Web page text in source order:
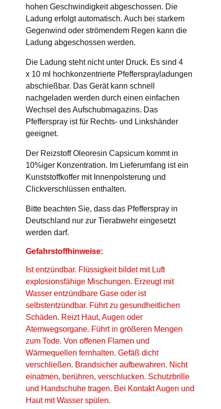
hohen Geschwindigkeit abgeschossen. Die
Ladung erfolgt automatisch. Auch bei starkem
Gegenwind oder strömendem Regen kann die
Ladung abgeschossen werden.
Die Ladung steht nicht unter Druck. Es sind 4
x 10 ml hochkonzentrierte Pfeffersprayladungen
abschießbar. Das Gerät kann schnell
nachgeladen werden durch einen einfachen
Wechsel des Aufschubmagazins. Das
Pfefferspray ist für Rechts- und Linkshänder
geeignet.
Der Reizstoff Oleoresin Capsicum kommt in
10%iger Konzentration. Im Lieferumfang ist ein
Kunststoffkoffer mit Innenpolsterung und
Clickverschlüssen enthalten.
Bitte beachten Sie, dass das Pfefferspray in
Deutschland nur zur Tierabwehr eingesetzt
werden darf.
Gefahrstoffhinweise:
Ist entzündbar. Flüssigkeit bildet mit Luft
explosionsfähige Mischungen. Erzeugt mit
Wasser entzündbare Gase oder ist
selbstentzündbar. Führt zu gesundheitlichen
Schäden. Reizt Haut, Augen oder
Atemwegsorgane. Führt in größeren Mengen
zum Tode. Von offenen Flamen und
Wärmequellen fernhalten. Gefäß dicht
verschließen. Brandsicher aufbewahren. Nicht
einatmen, berühren, verschlucken. Schutzbrille
und Handschuhe tragen. Bei Kontakt Augen und
Haut mit Wasser spülen.